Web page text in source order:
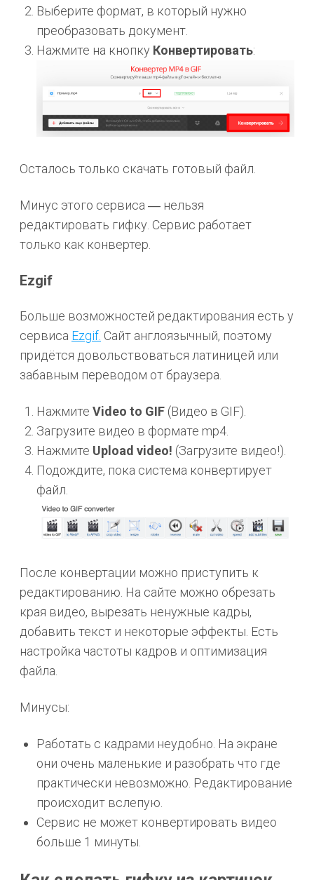
Выберите формат, в который нужно
преобразовать документ.
Нажмите на кнопку Конвертировать:
Осталось только скачать готовый файл.
Минус этого сервиса ― нельзя
редактировать гифку. Сервис работает
только как конвертер.
Ezgif
Больше возможностей редактирования есть у
сервиса Ezgif. Сайт англоязычный, поэтому
придётся довольствоваться латиницей или
забавным переводом от браузера.
Нажмите Video to GIF (Видео в GIF).
Загрузите видео в формате mp4.
Нажмите Upload video! (Загрузите видео!).
Подождите, пока система конвертирует
файл.
После конвертации можно приступить к
редактированию. На сайте можно обрезать
края видео, вырезать ненужные кадры,
добавить текст и некоторые эффекты. Есть
настройка частоты кадров и оптимизация
файла.
Минусы:
Работать с кадрами неудобно. На экране
они очень маленькие и разобрать что где
практически невозможно. Редактирование
происходит вслепую.
Сервис не может конвертировать видео
больше 1 минуты.